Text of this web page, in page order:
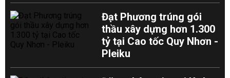
Đạt Phương trúng gói
thầu xây dựng hơn 1.300
tỷ tại Cao tốc Quy Nhơn -
Pleiku